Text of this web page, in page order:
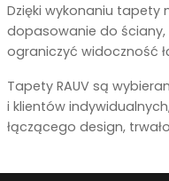
Dzięki wykonaniu tapety
dopasowanie do
ograniczyć widoczność
Tapety RAUV są
i klientów
łączącego design,